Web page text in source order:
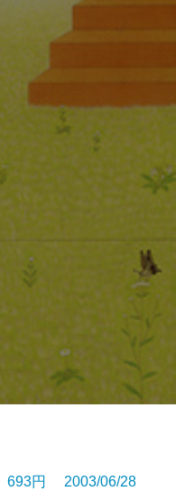
693円 2003/06/28